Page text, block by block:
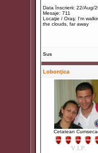
Data înscrierii: 22/Aug/
Mesaje: 711
Locaţie / Oraş: I'm
the clouds, far away
Sus
Lobonţica
Cetatean